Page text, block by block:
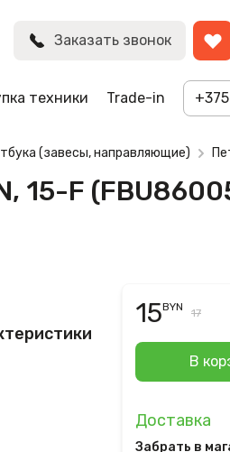
Заказать звонок
техники Trade-in
BYN
(завесы, направляющие)
15-F
15BYN 17
В
Доставка
Забрать в